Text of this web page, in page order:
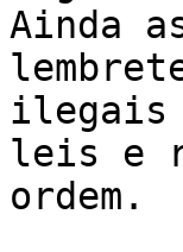
Ainda
ilegais
leis e
ordem.